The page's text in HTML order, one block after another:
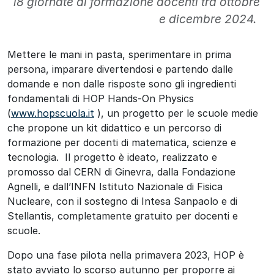
e dicembre 2024.
Mettere le mani in pasta, sperimentare in prima
persona, imparare divertendosi e partendo dalle
domande e non dalle risposte sono gli ingredienti
fondamentali di HOP Hands-On Physics
(www.hopscuola.it ), un progetto per le scuole medie
che propone un kit didattico e un percorso di
formazione per docenti di matematica, scienze e
tecnologia. Il progetto è ideato, realizzato e
promosso dal CERN di Ginevra, dalla Fondazione
Agnelli, e dall’INFN Istituto Nazionale di Fisica
Nucleare, con il sostegno di Intesa Sanpaolo e di
Stellantis, completamente gratuito per docenti e
scuole.
Dopo una fase pilota nella primavera 2023, HOP è
stato avviato lo scorso autunno per proporre ai